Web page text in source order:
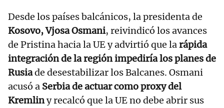
Desde los países balcánicos, la presidenta de
Kosovo, Vjosa Osmani, reivindicó los avances
de Pristina hacia la UE y advirtió que larápida
integración de la región impediría los planes de
Rusiade desestabilizar los Balcanes. Osmani
acusó a Serbia de actuar como proxy del
Kremliny recalcó que la UE no debe abrir sus